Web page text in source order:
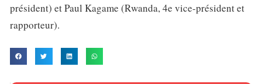
président) et Paul Kagame (Rwanda, 4e vice-président et
rapporteur).